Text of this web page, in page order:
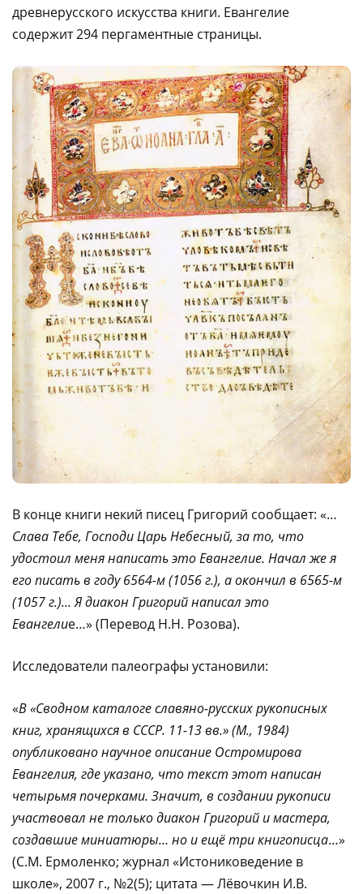
древнерусского искусства книги. Евангелие
содержит 294 пергаментные страницы.
В конце книги некий писец Григорий сообщает: «…
Слава Тебе, Господи Царь Небесный, за то, что
удостоил меня написать это Евангелие. Начал же я
его писать в году 6564-м (1056 г.), а окончил в 6565-м
(1057 г.)… Я диакон Григорий написал это
Евангелие…» (Перевод Н.Н. Розова).
Исследователи палеографы установили:
«В «Сводном каталоге славяно-русских рукописных
книг, хранящихся в СССР. 11-13 вв.» (М., 1984)
опубликовано научное описание Остромирова
Евангелия, где указано, что текст этот написан
четырьмя почерками. Значит, в создании рукописи
участвовал не только диакон Григорий и мастера,
создавшие миниатюры… но и ещё три книгописца…»
(С.М. Ермоленко; журнал «Истониковедение в
школе», 2007 г., №2(5); цитата — Лёвочкин И.В.